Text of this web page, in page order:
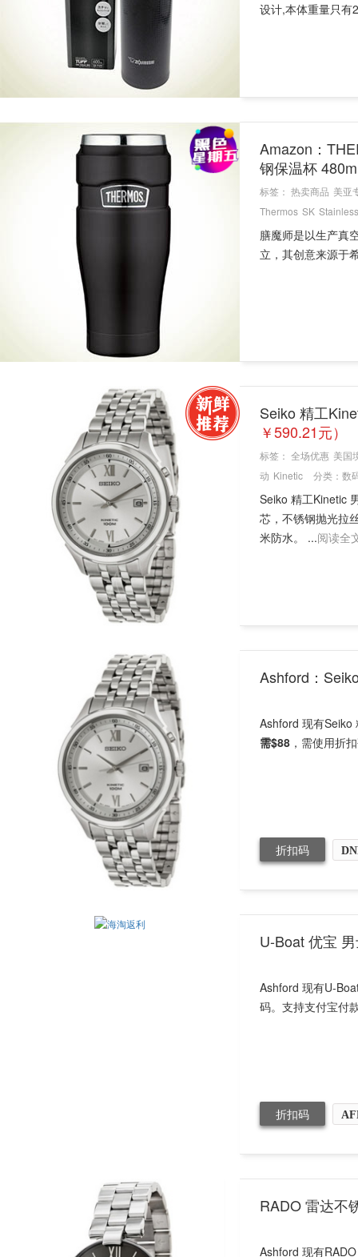
设计,本体重量只有
Amazon：
钢保温杯
标签： 热卖商品 美亚
Thermos SK
膳魔师是以生产真
立，其创意来源于
Seiko 精工
￥590.21元）
标签： 全场优惠 美国
动 Kinetic 分类： 数
Seiko 精工Kinetic
芯，不锈钢抛光拉
米防水。 ...阅读全
Ashford：
Ashford 现有Seiko
需$88 ，需使用折
折扣码
U-Boat 优宝
Ashford 现有U-
码。支持支付宝付
折扣码
RADO 雷达不
Ashford 现有